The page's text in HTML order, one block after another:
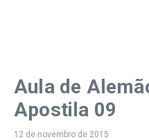
Aula de
Apostila 09
12 de novembro de 2015